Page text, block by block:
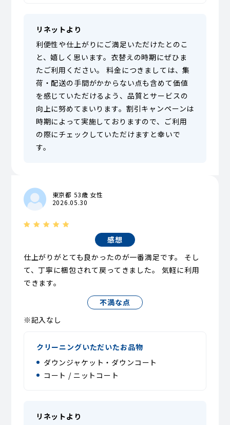
リネットより
利便性や仕上がりにご満足いただけたとのこ
と、嬉しく思います。衣替えの時期にぜひま
たご利用ください。 料金につきましては、集
荷・配送の手間がかからない点も含めて価値
を感じていただけるよう、品質とサービスの
向上に努めてまいります。割引キャンペーンは
時期によって実施しておりますので、ご利用
の際にチェックしていただけますと幸いで
す。
東京都 53歳 女性
2026.05.30
感想
仕上がりがとても良かったのが一番満足です。 そし
て、丁寧に梱包されて戻ってきました。 気軽に利用
できます。
不満な点
※記入なし
クリーニングいただいたお品物
ダウンジャケット・ダウンコート
コート / ニットコート
リネットより